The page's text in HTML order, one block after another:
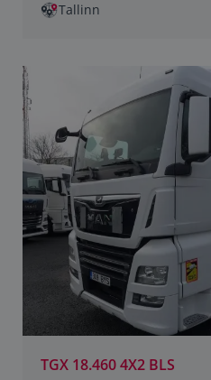
Tallinn
TGX 18.460 4X2 BLS